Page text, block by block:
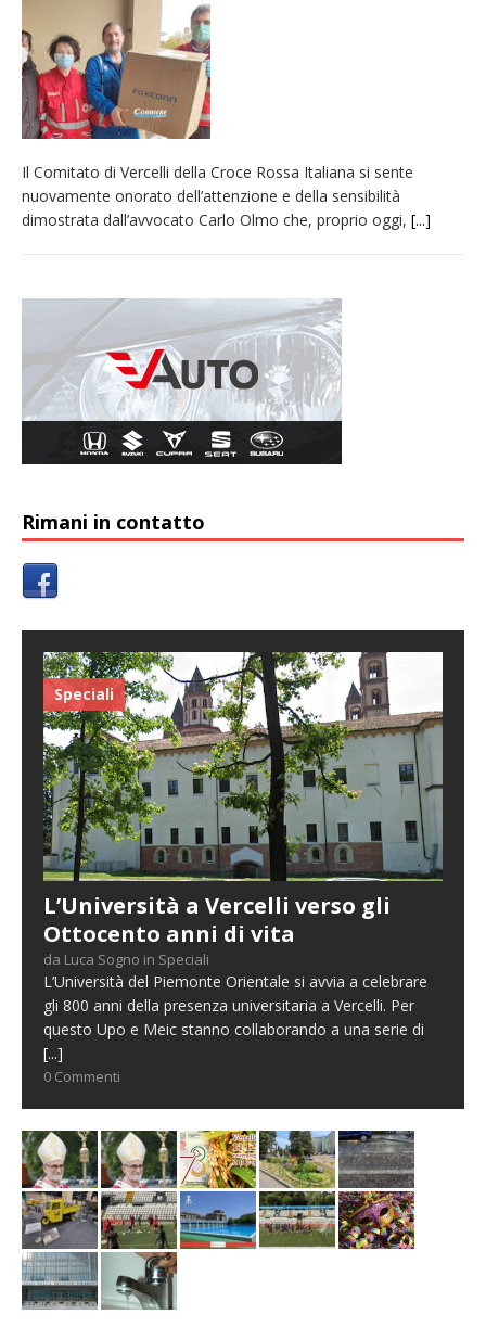
nubifragio di venerdì
Estate di sagre anche per i mezzi storici della
collezione della Fondazione Marazzato
Pro vs Saluzzo, amichevole di buon riscontro
Piscina ex Enal non balneabile dopo i controlli
dell’Asl. Il Comune: «Misura precauzionale e
provvisoria»
Dieci anni fa l’ingresso a Vercelli
Il Comitato di Vercelli della Croce Rossa Italiana si sente
nuovamente onorato dell’attenzione e della sensibilità
dimostrata dall’avvocato Carlo Olmo che, proprio oggi, [...]
Rimani in contatto
Speciali
L’Università a Vercelli verso gli
Ottocento anni di vita
da Luca Sogno in Speciali
L’Università del Piemonte Orientale si avvia a celebrare
gli 800 anni della presenza universitaria a Vercelli. Per
questo Upo e Meic stanno collaborando a una serie di
[...]
0 Commenti